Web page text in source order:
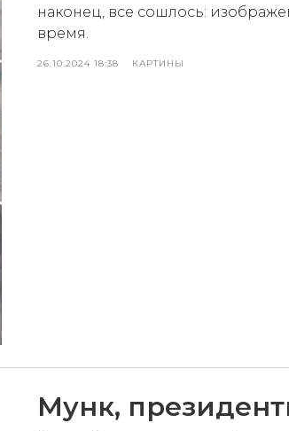
наконец, все сошлось:
время.
26.10.2024 18:38 КАРТИНЫ
Мунк,